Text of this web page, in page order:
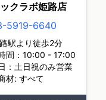
クラボ姫路店
5919-6640
駅より徒歩2分
間：10:00 - 17:00
：土日祝のみ営業
材: すべて